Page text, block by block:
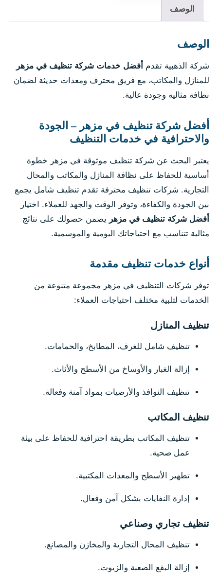
الوصف
الوصف
شركة الذهبية تقدم أفضل خدمات شركة تنظيف في مزهر
للمنازل والمكاتب، مع فريق محترف ومعدات حديثة لضمان
نظافة مثالية وجودة عالية.
أفضل شركة تنظيف في مزهر – الجودة
والاحترافية في خدمات التنظيف
يعتبر البحث عن شركة تنظيف موثوقة في مزهر خطوة
أساسية للحفاظ على نظافة المنازل والمكاتب والمحال
التجارية. شركات تنظيف محترفة تقدم تنظيف شامل يجمع
بين الجودة والكفاءة، وتوفر الوقت والجهد للعملاء. اختيار
أفضل شركة تنظيف في مزهر يضمن حصولك على نتائج
مثالية تتناسب مع احتياجاتك اليومية والموسمية.
أنواع خدمات تنظيف مقدمة
توفر شركات التنظيف في مزهر مجموعة متنوعة من
الخدمات لتلبية مختلف احتياجات العملاء:
تنظيف المنازل
تنظيف شامل للغرف، المطابخ، والحمامات.
إزالة الغبار والأوساخ من الأسطح والأثاث.
تنظيف النوافذ والأرضيات بمواد آمنة وفعالة.
تنظيف المكاتب
تنظيف المكاتب بطريقة احترافية للحفاظ على بيئة
عمل صحية.
تطهير الأسطح والمعدات المكتبية.
إدارة النفايات بشكل آمن وفعال.
تنظيف تجاري وصناعي
تنظيف المحال التجارية والمخازن والمصانع.
إزالة البقع الصعبة والزيوت.